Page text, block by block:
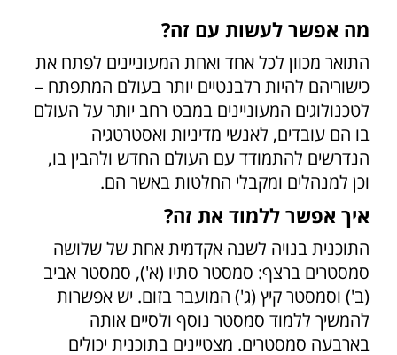
מה אפשר לעשות עם זה?
התואר מכוון לכל אחד ואחת המעוניינים לפתח את
כישוריהם להיות רלבנטיים יותר בעולם המתפתח –
לטכנולוגים המעוניינים במבט רחב יותר על העולם
בו הם עובדים, לאנשי מדיניות ואסטרטגיה
הנדרשים להתמודד עם העולם החדש ולהבין בו,
וכן למנהלים ומקבלי החלטות באשר הם.
איך אפשר ללמוד את זה?
התוכנית בנויה לשנה אקדמית אחת של שלושה
סמסטרים ברצף: סמסטר סתיו (א'), סמסטר אביב
(ב') וסמסטר קיץ (ג') המועבר בזום. יש אפשרות
להמשיך ללמוד סמסטר נוסף ולסיים אותה
בארבעה סמסטרים. מצטיינים בתוכנית יכולים